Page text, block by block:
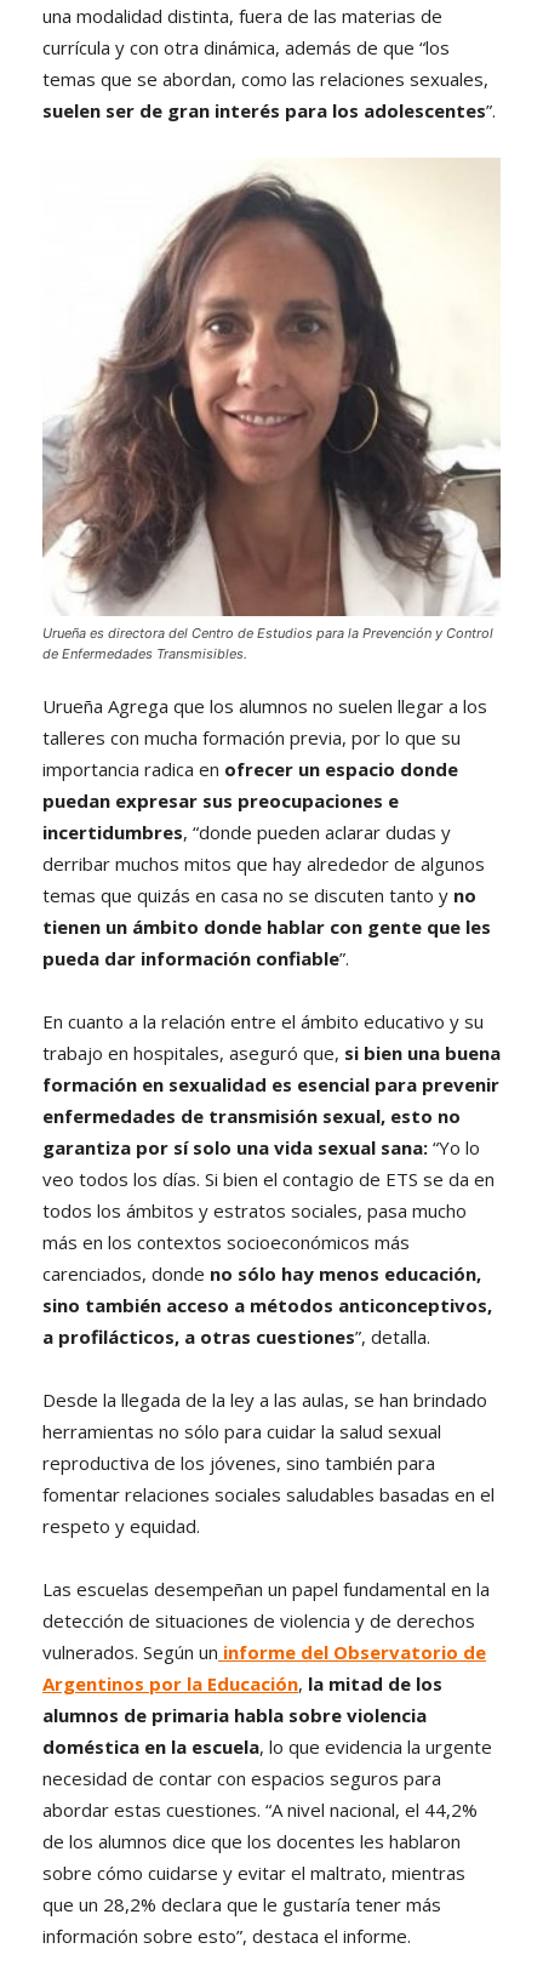
una modalidad distinta, fuera de las materias de
currícula y con otra dinámica, además de que “los
temas que se abordan, como las relaciones sexuales,
suelen ser de gran interés para los adolescentes”.
Urueña es directora del Centro de Estudios para la Prevención y Control
de Enfermedades Transmisibles.
Urueña Agrega que los alumnos no suelen llegar a los
talleres con mucha formación previa, por lo que su
importancia radica en ofrecer un espacio donde
puedan expresar sus preocupaciones e
incertidumbres, “donde pueden aclarar dudas y
derribar muchos mitos que hay alrededor de algunos
temas que quizás en casa no se discuten tanto y no
tienen un ámbito donde hablar con gente que les
pueda dar información confiable”.
En cuanto a la relación entre el ámbito educativo y su
trabajo en hospitales, aseguró que, si bien una buena
formación en sexualidad es esencial para prevenir
enfermedades de transmisión sexual, esto no
garantiza por sí solo una vida sexual sana: “Yo lo
veo todos los días. Si bien el contagio de ETS se da en
todos los ámbitos y estratos sociales, pasa mucho
más en los contextos socioeconómicos más
carenciados, donde no sólo hay menos educación,
sino también acceso a métodos anticonceptivos,
a profilácticos, a otras cuestiones”, detalla.
Desde la llegada de la ley a las aulas, se han brindado
herramientas no sólo para cuidar la salud sexual
reproductiva de los jóvenes, sino también para
fomentar relaciones sociales saludables basadas en el
respeto y equidad.
Las escuelas desempeñan un papel fundamental en la
detección de situaciones de violencia y de derechos
vulnerados. Según un informe del Observatorio de
Argentinos por la Educación, la mitad de los
alumnos de primaria habla sobre violencia
doméstica en la escuela, lo que evidencia la urgente
necesidad de contar con espacios seguros para
abordar estas cuestiones. “A nivel nacional, el 44,2%
de los alumnos dice que los docentes les hablaron
sobre cómo cuidarse y evitar el maltrato, mientras
que un 28,2% declara que le gustaría tener más
información sobre esto”, destaca el informe.